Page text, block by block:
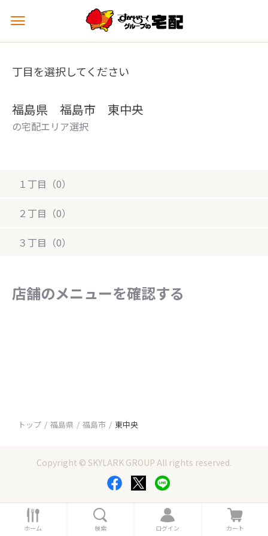
メ
ュ
を
丁目を選択してください
福島県 福島市 東中央
の宅配エリア選択
１丁目（0）
２丁目（0）
３丁目（0）
店舗のメニューを確認する
トップ 福島県 福島市 東中央
Copyright © SKYLARK GROUP All rights reserved.
ホ
ー
ホーム 索
検索
ロ
グ
ログイン
カ
ー
カート